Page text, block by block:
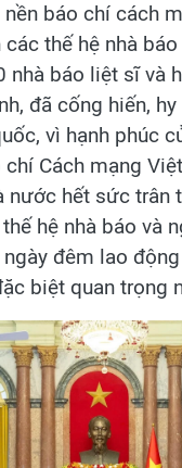
báo chí cách
các thế hệ nhà
nhà báo liệt sĩ và
đã cống hiến,
vì hạnh phúc
Cách mạng
nước hết sức trân
hệ nhà báo và
đêm lao
biệt quan trọng